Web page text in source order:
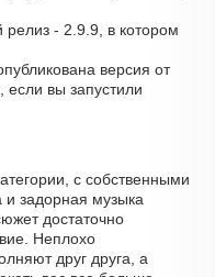
- 2.9.9, в котором
версия от
если вы запустили
с собственными
и задорная музыка
достаточно
Неплохо
друг друга, а